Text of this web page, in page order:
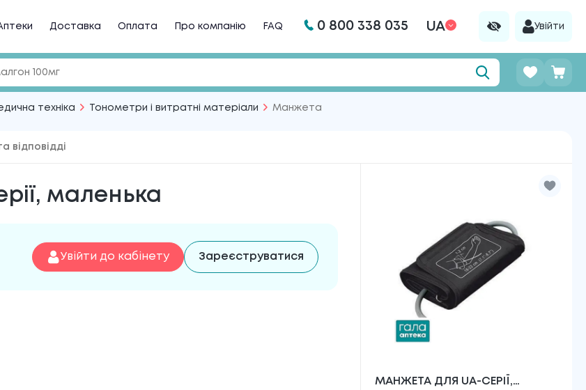
Доставка Оплата Про компанію FAQ 0 800 338 035 UA Увійти
техніка Тонометри і витратні матеріали Манжета
відповідді
маленька
Увійти до кабінету Зареєструватися
МАНЖЕТА ДЛЯ UA-СЕРІЇ,